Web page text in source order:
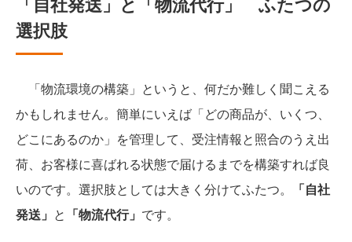
選択肢
「物流環境の構築」というと、何だか難しく聞こえる
かもしれません。簡単にいえば「どの商品が、いくつ、
どこにあるのか」を管理して、受注情報と照合のうえ出
荷、お客様に喜ばれる状態で届けるまでを構築すれば良
いのです。選択肢としては大きく分けてふたつ。
「自社
発送」 と 「物流代行」 です。